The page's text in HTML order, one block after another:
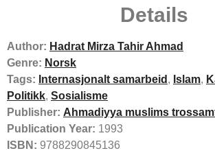
Details
Author: Hadrat Mirza Tahir Ahmad
Genre: Norsk
Tags: Internasjonalt samarbeid , Islam,
Politikk, Sosialisme
Publisher: Ahmadiyya muslims
Publication Year: 1993
ISBN: 9788290845136